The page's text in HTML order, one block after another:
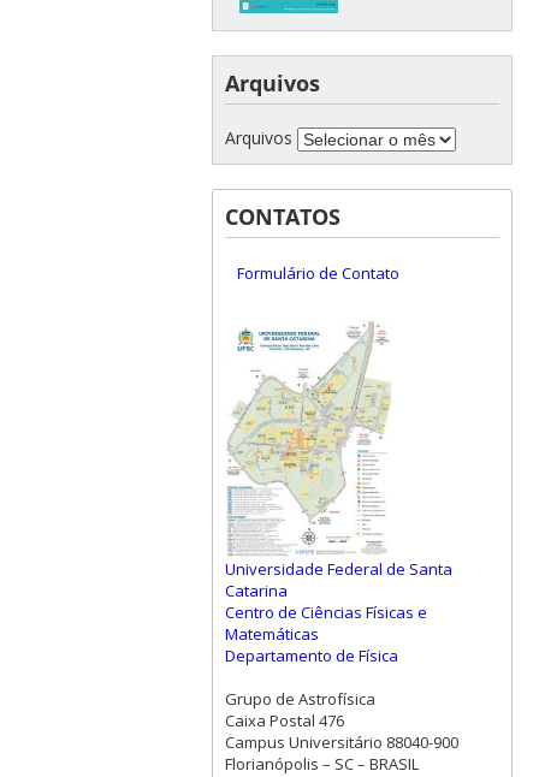
Arquivos
Arquivos
CONTATOS
Formulário de Contato
Universidade Federal de Santa
Catarina
Centro de Ciências Físicas e
Matemáticas
Departamento de Física
Grupo de Astrofísica
Caixa Postal 476
Campus Universitário 88040-900
Florianópolis – SC – BRASIL